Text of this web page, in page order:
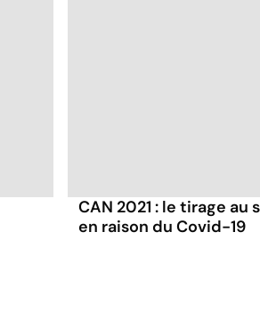
CAN 2021 : le tirage
en raison du Covid-19